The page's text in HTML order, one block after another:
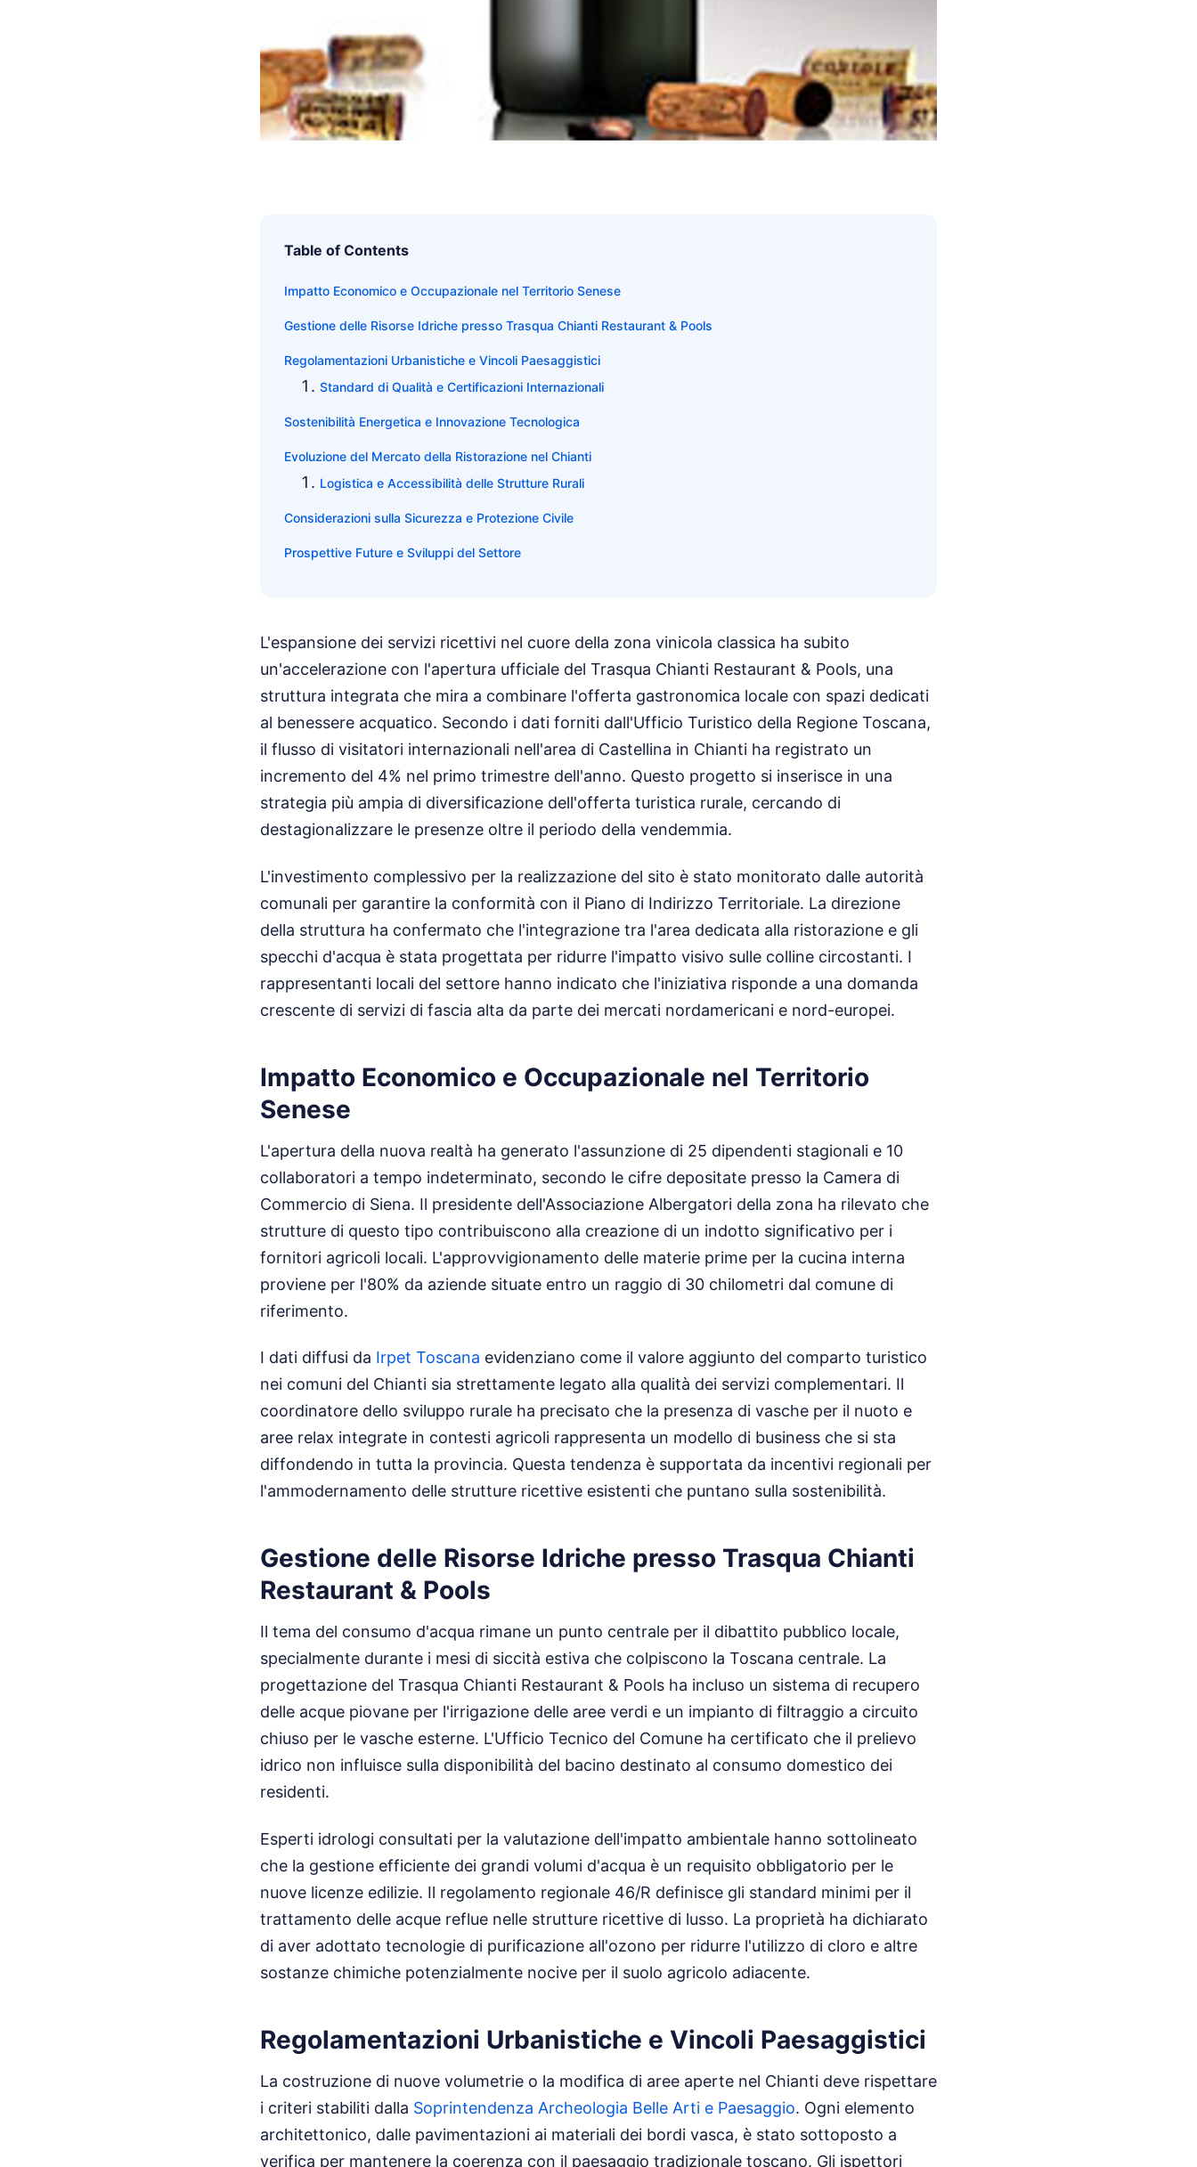
Table of Contents
Impatto Economico e Occupazionale nel Territorio Senese
Gestione delle Risorse Idriche presso Trasqua Chianti Restaurant & Pools
Regolamentazioni Urbanistiche e Vincoli Paesaggistici
Standard di Qualità e Certificazioni Internazionali
Sostenibilità Energetica e Innovazione Tecnologica
Evoluzione del Mercato della Ristorazione nel Chianti
Logistica e Accessibilità delle Strutture Rurali
Considerazioni sulla Sicurezza e Protezione Civile
Prospettive Future e Sviluppi del Settore
L'espansione dei servizi ricettivi nel cuore della zona vinicola classica ha subito
un'accelerazione con l'apertura ufficiale del Trasqua Chianti Restaurant & Pools, una
struttura integrata che mira a combinare l'offerta gastronomica locale con spazi dedicati
al benessere acquatico. Secondo i dati forniti dall'Ufficio Turistico della Regione Toscana,
il flusso di visitatori internazionali nell'area di Castellina in Chianti ha registrato un
incremento del 4% nel primo trimestre dell'anno. Questo progetto si inserisce in una
strategia più ampia di diversificazione dell'offerta turistica rurale, cercando di
destagionalizzare le presenze oltre il periodo della vendemmia.
L'investimento complessivo per la realizzazione del sito è stato monitorato dalle autorità
comunali per garantire la conformità con il Piano di Indirizzo Territoriale. La direzione
della struttura ha confermato che l'integrazione tra l'area dedicata alla ristorazione e gli
specchi d'acqua è stata progettata per ridurre l'impatto visivo sulle colline circostanti. I
rappresentanti locali del settore hanno indicato che l'iniziativa risponde a una domanda
crescente di servizi di fascia alta da parte dei mercati nordamericani e nord-europei.
Impatto Economico e Occupazionale nel Territorio
Senese
L'apertura della nuova realtà ha generato l'assunzione di 25 dipendenti stagionali e 10
collaboratori a tempo indeterminato, secondo le cifre depositate presso la Camera di
Commercio di Siena. Il presidente dell'Associazione Albergatori della zona ha rilevato che
strutture di questo tipo contribuiscono alla creazione di un indotto significativo per i
fornitori agricoli locali. L'approvvigionamento delle materie prime per la cucina interna
proviene per l'80% da aziende situate entro un raggio di 30 chilometri dal comune di
riferimento.
I dati diffusi da Irpet Toscana evidenziano come il valore aggiunto del comparto turistico
nei comuni del Chianti sia strettamente legato alla qualità dei servizi complementari. Il
coordinatore dello sviluppo rurale ha precisato che la presenza di vasche per il nuoto e
aree relax integrate in contesti agricoli rappresenta un modello di business che si sta
diffondendo in tutta la provincia. Questa tendenza è supportata da incentivi regionali per
l'ammodernamento delle strutture ricettive esistenti che puntano sulla sostenibilità.
Gestione delle Risorse Idriche presso Trasqua Chianti
Restaurant & Pools
Il tema del consumo d'acqua rimane un punto centrale per il dibattito pubblico locale,
specialmente durante i mesi di siccità estiva che colpiscono la Toscana centrale. La
progettazione del Trasqua Chianti Restaurant & Pools ha incluso un sistema di recupero
delle acque piovane per l'irrigazione delle aree verdi e un impianto di filtraggio a circuito
chiuso per le vasche esterne. L'Ufficio Tecnico del Comune ha certificato che il prelievo
idrico non influisce sulla disponibilità del bacino destinato al consumo domestico dei
residenti.
Esperti idrologi consultati per la valutazione dell'impatto ambientale hanno sottolineato
che la gestione efficiente dei grandi volumi d'acqua è un requisito obbligatorio per le
nuove licenze edilizie. Il regolamento regionale 46/R definisce gli standard minimi per il
trattamento delle acque reflue nelle strutture ricettive di lusso. La proprietà ha dichiarato
di aver adottato tecnologie di purificazione all'ozono per ridurre l'utilizzo di cloro e altre
sostanze chimiche potenzialmente nocive per il suolo agricolo adiacente.
Regolamentazioni Urbanistiche e Vincoli Paesaggistici
La costruzione di nuove volumetrie o la modifica di aree aperte nel Chianti deve rispettare
i criteri stabiliti dalla Soprintendenza Archeologia Belle Arti e Paesaggio. Ogni elemento
architettonico, dalle pavimentazioni ai materiali dei bordi vasca, è stato sottoposto a
verifica per mantenere la coerenza con il paesaggio tradizionale toscano. Gli ispettori